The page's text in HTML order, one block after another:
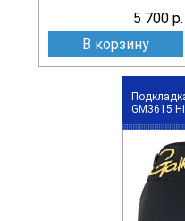
5 700 р.
В корзину
GM3615